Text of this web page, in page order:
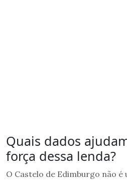
Quais dados
força dessa lenda?
O Castelo de Edimburgo não